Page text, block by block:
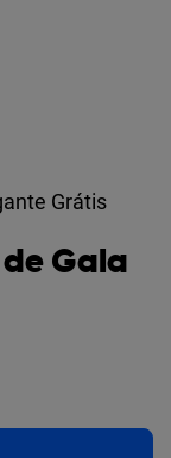
Grátis
Gala